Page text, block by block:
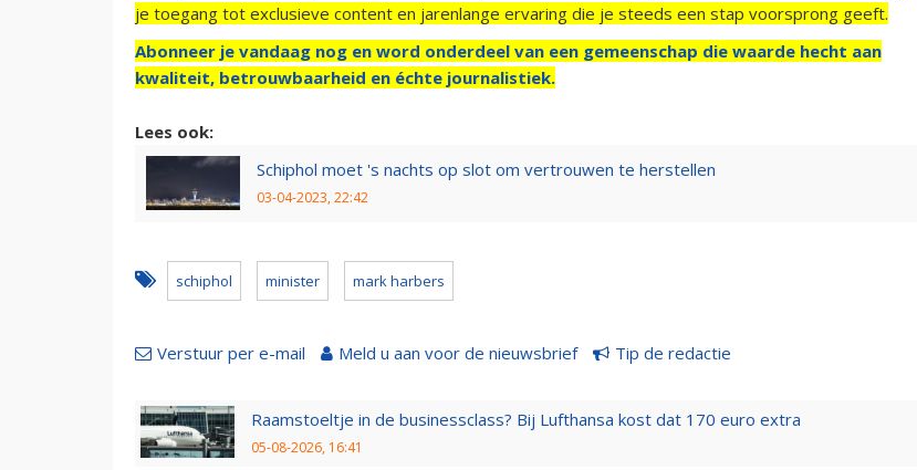
je toegang tot exclusieve content en jarenlange ervaring die je steeds een stap voorsprong geeft.
Abonneer je vandaag nog en word onderdeel van een gemeenschap die waarde hecht aan
kwaliteit, betrouwbaarheid en échte journalistiek.
Lees ook:
Schiphol moet 's nachts op slot om vertrouwen te herstellen
03-04-2023, 22:42
schiphol minister mark harbers
Verstuur per e-mail Meld u aan voor de nieuwsbrief Tip de redactie
Raamstoeltje in de businessclass? Bij Lufthansa kost dat 170 euro extra
05-08-2026, 16:41